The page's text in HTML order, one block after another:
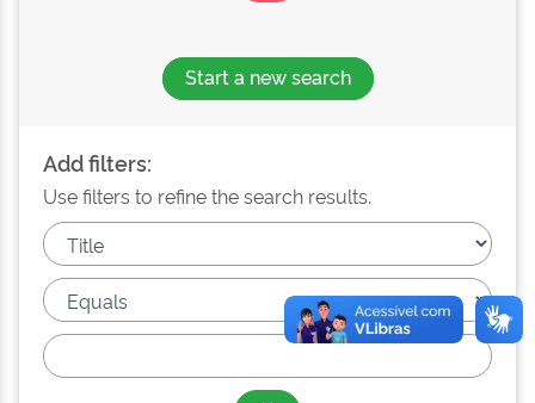
Start a new search
Add filters:
Use filters to refine the search results.